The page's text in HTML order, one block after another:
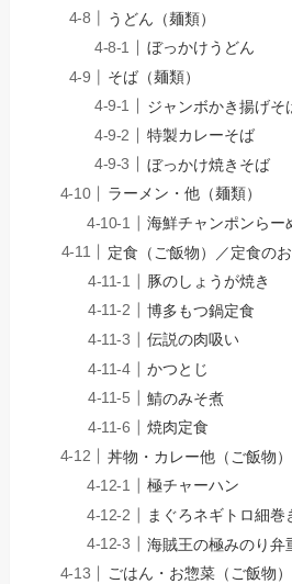
うどん（麺類）
ぼっかけうどん
そば（麺類）
ジャンボかき揚げそ
特製カレーそば
ぼっかけ焼きそば
ラーメン・他（麺類）
海鮮チャンポンらー
定食（ご飯物）／定食の
豚のしょうが焼き
博多もつ鍋定食
伝説の肉吸い
かつとじ
鯖のみそ煮
焼肉定食
丼物・カレー他（ご飯物）
極チャーハン
まぐろネギトロ細巻
海賊王の極みのり弁
ごはん・お惣菜（ご飯物）